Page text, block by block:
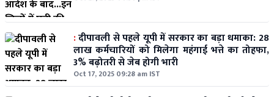
:दीपावली से पहले यूपी में सरकार का बड़ा धमाका: 28
लाख कर्मचारियों को मिलेगा महंगाई भत्ते का तोहफा,
3% बढ़ोतरी से जेब होगी भारी
Oct 17, 2025 09:28 am IST